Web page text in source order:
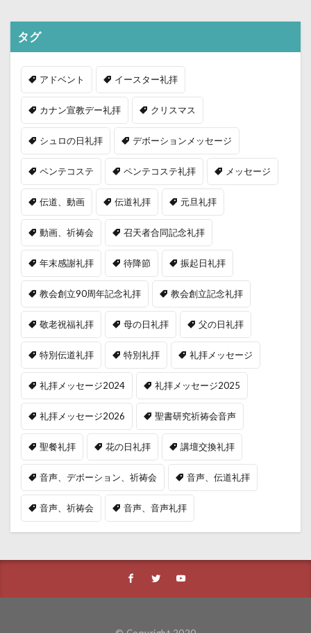
タグ
アドベント イースター礼拝
カナン宣教デー礼拝 クリスマス
シュロの日礼拝 デボーションメッセージ
ペンテコステ ペンテコステ礼拝 メッセージ
伝道、動画 伝道礼拝 元旦礼拝
動画、祈祷会 召天者合同記念礼拝
年末感謝礼拝 待降節 振起日礼拝
教会創立90周年記念礼拝 教会創立記念礼拝
敬老祝福礼拝 母の日礼拝 父の日礼拝
特別伝道礼拝 特別礼拝 礼拝メッセージ
礼拝メッセージ2024 礼拝メッセージ2025
礼拝メッセージ2026 聖書研究祈祷会音声
聖餐礼拝 花の日礼拝 講壇交換礼拝
音声、デボーション、祈祷会 音声、伝道礼拝
音声、祈祷会 音声、音声礼拝